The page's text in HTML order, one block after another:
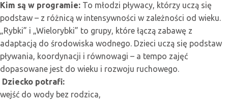
Kim są w programie: To młodzi pływacy, którzy uczą się
podstaw – z różnicą w intensywności w zależności od wieku.
„Rybki” i „Wielorybki” to grupy, które łączą zabawę z
adaptacją do środowiska wodnego. Dzieci uczą się podstaw
pływania, koordynacji i równowagi – a tempo zajęć
dopasowane jest do wieku i rozwoju ruchowego.
Dziecko potrafi:
wejść do wody bez rodzica,